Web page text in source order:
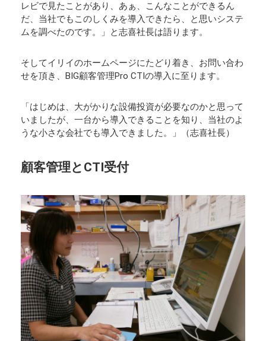
レビで見たことがあり、あぁ、こんなことができるん
だ、当社でもこのしくみを導入できたら、と思いシステ
ムを調べたのです。」と志喜社長は語ります。
そしてイリイのホームページにたどり着き、お問い合わ
せを頂き、BIG顧客管理Pro CTIの導入に至ります。
「はじめは、大がかりな設備投資が必要なのかと思って
いましたが、一台から導入できることを知り、当社のよ
うな小さな会社でも導入できました。」（志喜社長）
顧客管理とCTI受付